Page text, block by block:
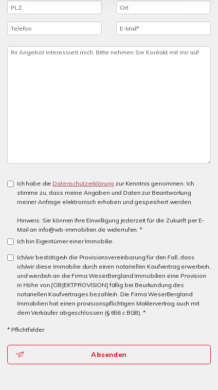
Ich habe die Datenschutzerklärung zur Kenntnis genommen. Ich
stimme zu, dass meine Angaben und Daten zur Beantwortung
meiner Anfrage elektronisch erhoben und gespeichert werden.
Hinweis: Sie können Ihre Einwilligung jederzeit für die Zukunft per E-
Mail an info@wb-immobilien.de widerrufen. *
Ich bin Eigentümer einer Immobilie.
Ich/wir bestätige/n die Provisionsvereinbarung für den Fall, dass
ich/wir diese Immobilie durch einen notariellen Kaufvertrag erwerbe/n,
und werde/n an die Firma WeserBergland Immobilien eine Provision
in Höhe von [OBJEKTPROVISION] fällig bei Beurkundung des
notariellen Kaufvertrages bezahle/n. Die Firma WeserBergland
Immobilien hat einen provisionspflichtigen Maklervertrag auch mit
dem Verkäufer abgeschlossen (§ 656 c BGB). *
* Pflichtfelder
Absenden